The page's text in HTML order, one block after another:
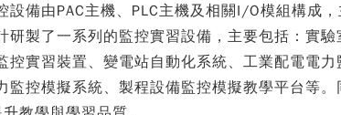
備由PAC主機、PLC主機及相關I/O模組構成，
製了一系列的監控實習設備，主要包括：實
實習裝置、變電站自動化系統、工業配電電力
控模擬系統、製程設備監控模擬教學平台等。